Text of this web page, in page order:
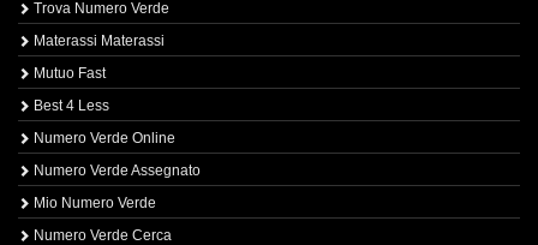
Trova Numero Verde
Materassi Materassi
Mutuo Fast
Best 4 Less
Numero Verde Online
Numero Verde Assegnato
Mio Numero Verde
Numero Verde Cerca